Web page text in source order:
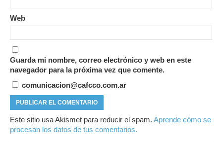
Web
Guarda mi nombre, correo electrónico y web en este
navegador para la próxima vez que comente.
comunicacion@cafcco.com.ar
Este sitio usa Akismet para reducir el spam. Aprende cómo se
procesan los datos de tus comentarios.